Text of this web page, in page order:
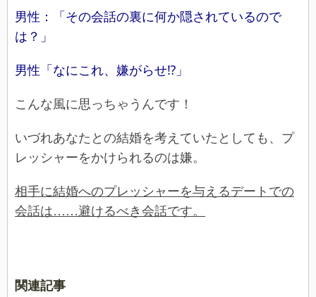
男性：「その会話の裏に何か隠されているので
は？」
男性「なにこれ、嫌がらせ⁉」
こんな風に思っちゃうんです！
いづれあなたとの結婚を考えていたとしても、プ
レッシャーをかけられるのは嫌。
相手に結婚へのプレッシャーを与えるデートでの
会話は……避けるべき会話です。
関連記事